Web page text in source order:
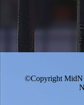
©Copyright MidN